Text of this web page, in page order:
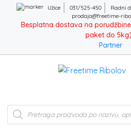
Užice 031/525-450
Radni
prodaja@freetime-
Besplatna dostava na
paket do 5kg)
Partner
Products
search